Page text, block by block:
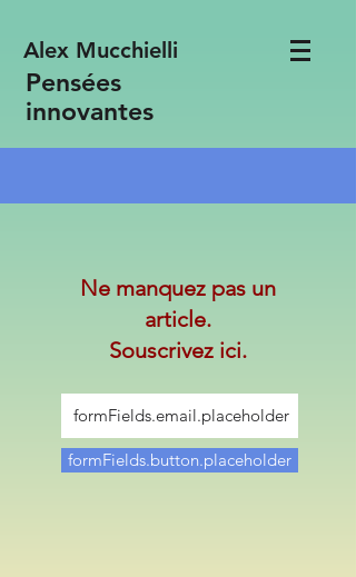
Alex Mucchielli
Pensées
innovantes
Ne manquez pas un
article.
Souscrivez ici.
formFields.button.placeholder